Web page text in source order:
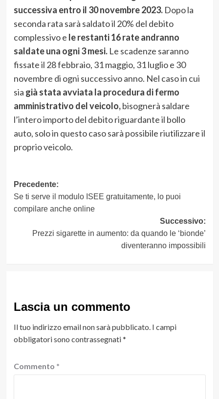
successiva entro il 30 novembre 2023. Dopo la
seconda rata sarà saldato il 20% del debito
complessivo e le restanti 16 rate andranno
saldate una ogni 3 mesi. Le scadenze saranno
fissate il 28 febbraio, 31 maggio, 31 luglio e 30
novembre di ogni successivo anno. Nel caso in cui
sia già stata avviata la procedura di fermo
amministrativo del veicolo,bisognerà saldare
l’intero importo del debito riguardante il bollo
auto, solo in questo caso sarà possibile riutilizzare il
proprio veicolo.
Navigazione
articolo
Precedente:
Se ti serve il modulo ISEE gratuitamente, lo puoi
compilare anche online
Successivo:
Prezzi sigarette in aumento: da quando le ‘bionde’
diventeranno impossibili
Lascia un commento
Il tuo indirizzo email non sarà pubblicato. I campi
obbligatori sono contrassegnati*
Commento *